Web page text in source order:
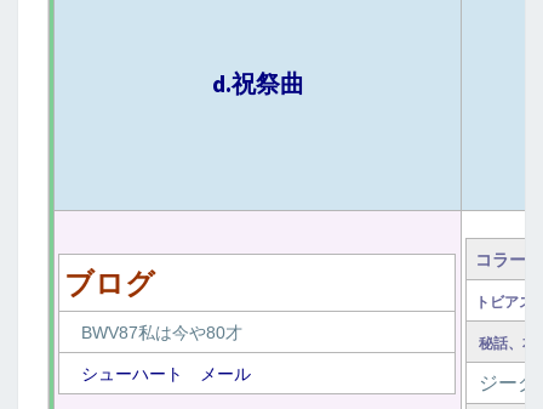
d.祝祭曲
ブログ
BWV87私は今や80才
シューハート メール
コラー
トビアス
秘話、本
ジーク